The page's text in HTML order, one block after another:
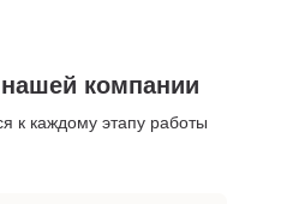
нашей компании
к каждому этапу работы